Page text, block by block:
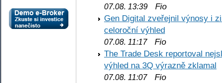
07.08. 13:39 Fio
Gen Digital zveřejnil výnosy i
celoroční výhled
07.08. 11:17Fio
The Trade Desk reportoval
výhled na 3Q výrazně zklamal
07.08. 11:07Fio